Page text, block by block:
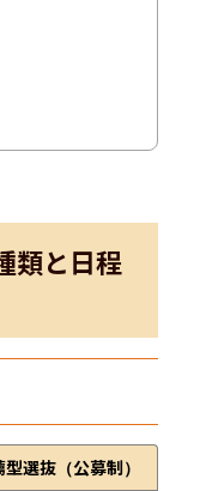
類と日程
選抜（公募制）